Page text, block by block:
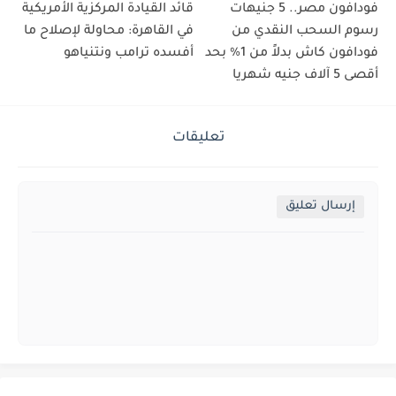
فودافون مصر.. 5 جنيهات
رسوم السحب النقدي من
فودافون كاش بدلاً من 1% بحد
أقصى 5 آلاف جنيه شهريا
قائد القيادة المركزية الأمريكية
في القاهرة: محاولة لإصلاح ما
أفسده ترامب ونتنياهو
تعليقات
إرسال تعليق